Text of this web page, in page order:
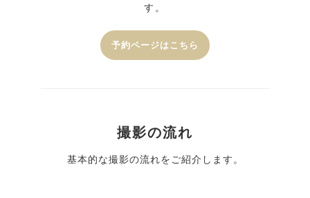
す。
予約ページはこちら
撮影の流れ
基本的な撮影の流れをご紹介します。